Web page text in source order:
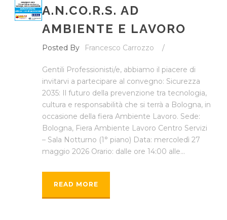
A.N.CO.R.S. AD
AMBIENTE E LAVORO
Posted By Francesco Carrozzo /
Gentili Professionisti/e, abbiamo il piacere di
invitarvi a partecipare al convegno: Sicurezza
2035: Il futuro della prevenzione tra tecnologia,
cultura e responsabilità che si terrà a Bologna, in
occasione della fiera Ambiente Lavoro. Sede:
Bologna, Fiera Ambiente Lavoro Centro Servizi
– Sala Notturno (1° piano) Data: mercoledì 27
maggio 2026 Orario: dalle ore 14:00 alle...
READ MORE